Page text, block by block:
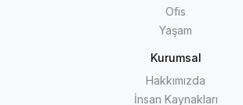
Ofis
Yaşam
Kurumsal
Hakkımızda
İnsan Kaynakları